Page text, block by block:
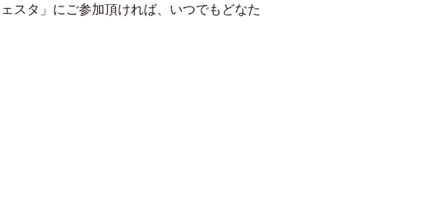
スタ」にご参加頂ければ、いつでもどなた